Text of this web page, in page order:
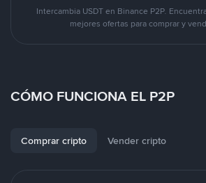
Intercambia USDT en Binance P2P.
mejores ofertas para comprar y
CÓMO FUNCIONA EL P2P
Comprar cripto Vender cripto